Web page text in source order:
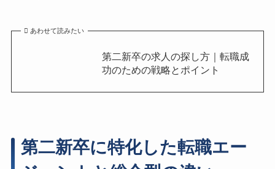
あわせて読みたい
第二新卒の求人の探し方｜転職成
功のための戦略とポイント
第二新卒に特化した転職エー